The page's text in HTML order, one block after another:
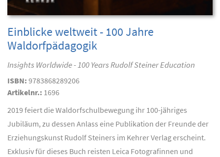
Einblicke weltweit - 100 Jahre
Waldorfpädagogik
Insights Worldwide - 100 Years Rudolf Steiner Education
ISBN: 9783868289206
Artikelnr.: 1696
2019 feiert die Waldorfschulbewegung ihr 100-jähriges
Jubiläum, zu dessen Anlass eine Publikation der Freunde der
Erziehungskunst Rudolf Steiners im Kehrer Verlag erscheint.
Exklusiv für dieses Buch reisten Leica Fotografinnen und